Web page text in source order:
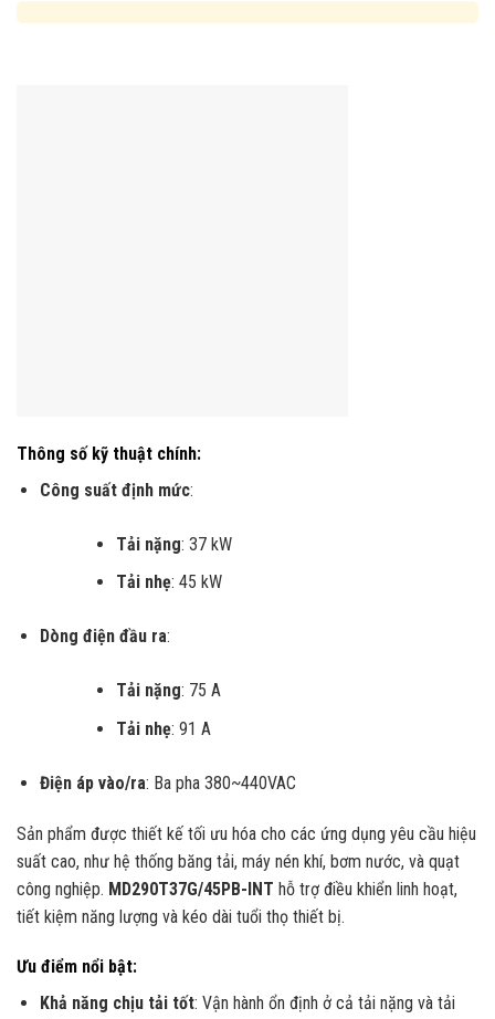
Thông số kỹ thuật chính:
Công suất định mức:
Tải nặng: 37 kW
Tải nhẹ: 45 kW
Dòng điện đầu ra:
Tải nặng: 75 A
Tải nhẹ: 91 A
Điện áp vào/ra: Ba pha 380~440VAC
Sản phẩm được thiết kế tối ưu hóa cho các ứng dụng yêu cầu hiệu
suất cao, như hệ thống băng tải, máy nén khí, bơm nước, và quạt
công nghiệp. MD290T37G/45PB-INT hỗ trợ điều khiển linh hoạt,
tiết kiệm năng lượng và kéo dài tuổi thọ thiết bị.
Ưu điểm nổi bật:
Khả năng chịu tải tốt: Vận hành ổn định ở cả tải nặng và tải